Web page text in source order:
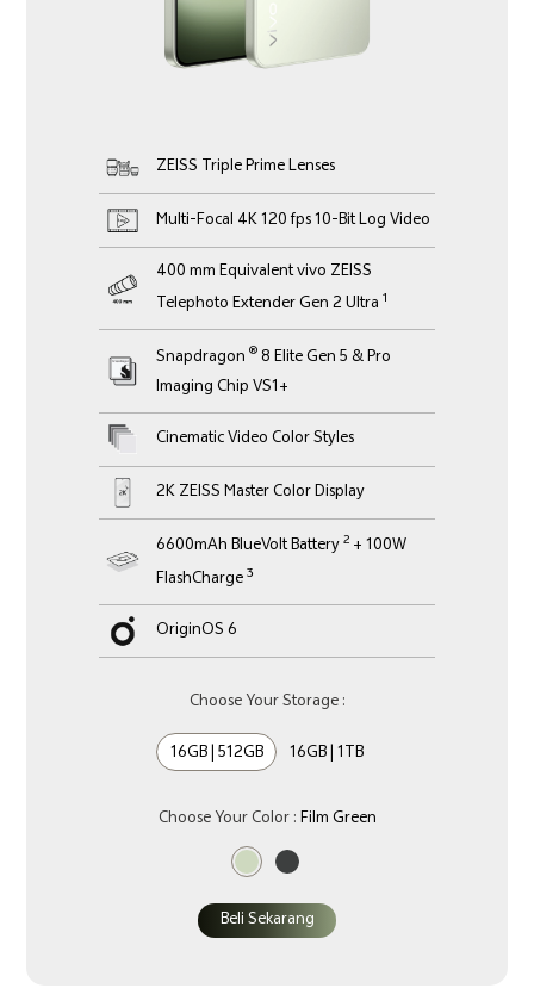
ZEISS Triple Prime Lenses
Multi-Focal 4K 120 fps 10-Bit Log Video
400 mm Equivalent vivo ZEISS
Telephoto Extender Gen 2 Ultra 1
Snapdragon ®8 Elite Gen 5 & Pro
Imaging Chip VS1+
Cinematic Video Color Styles
2K ZEISS Master Color Display
6600mAh BlueVolt Battery2+ 100W
FlashCharge3
OriginOS 6
Choose Your Storage :
16GB | 512GB
16GB | 1TB
Choose Your Color :Film Green
Beli Sekarang